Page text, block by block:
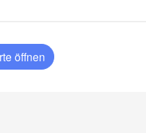
öffnen